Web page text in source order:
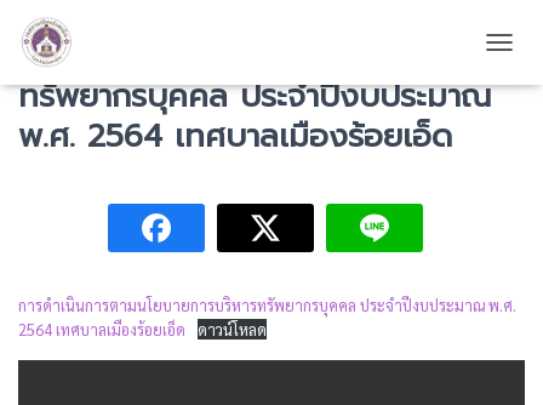
การดำเนินการตามนโยบายการบริหาร
ทรัพยากรบุคคล ประจำปีงบประมาณ
พ.ศ. 2564 เทศบาลเมืองร้อยเอ็ด
การดำเนินการตามนโยบายการบริหารทรัพยากรบุคคล ประจำปีงบประมาณ พ.ศ.
2564 เทศบาลเมืองร้อยเอ็ด
ดาวน์โหลด